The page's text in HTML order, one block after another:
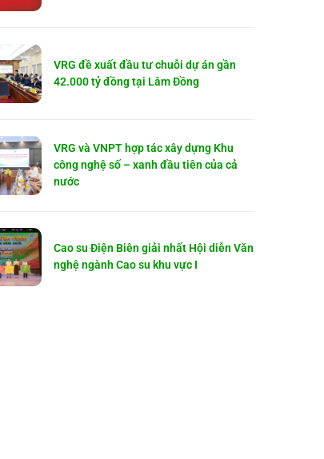
VRG đề xuất đầu tư chuỗi dự án gần
42.000 tỷ đồng tại Lâm Đồng
VRG và VNPT hợp tác xây dựng Khu
công nghệ số – xanh đầu tiên của cả
nước
Cao su Điện Biên giải nhất Hội diễn Văn
nghệ ngành Cao su khu vực I